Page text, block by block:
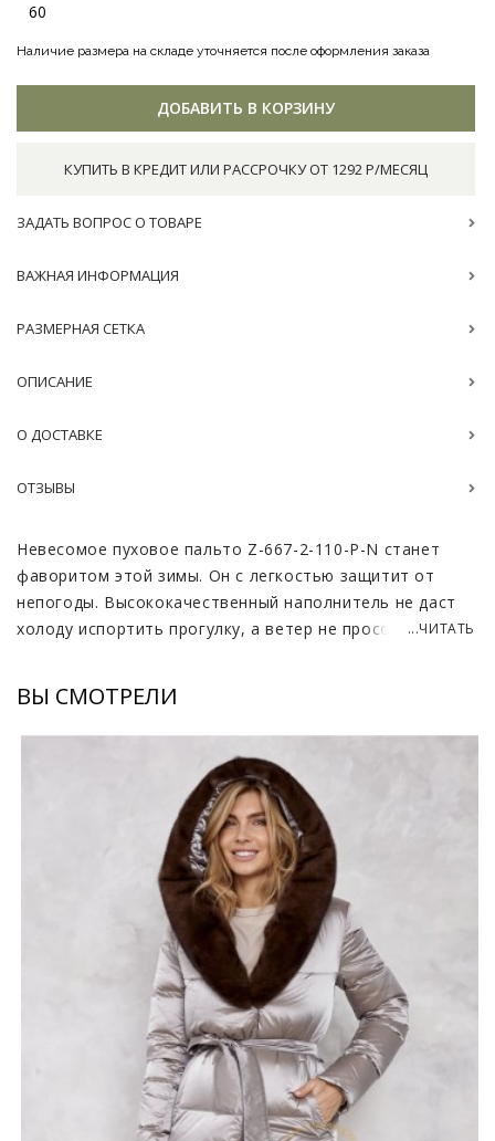
60
Наличие размера на складе уточняется после оформления заказа
ДОБАВИТЬ В КОРЗИНУ
КУПИТЬ В КРЕДИТ ИЛИ РАССРОЧКУ ОТ 1292 Р/МЕСЯЦ
ЗАДАТЬ ВОПРОС О ТОВАРЕ
ВАЖНАЯ ИНФОРМАЦИЯ
РАЗМЕРНАЯ СЕТКА
ОПИСАНИЕ
О ДОСТАВКЕ
ОТЗЫВЫ
Невесомое пуховое пальто Z-667-2-110-P-N станет
фаворитом этой зимы. Он с легкостью защитит от
непогоды. Высококачественный наполнитель не даст
холоду испортить прогулку, а ветер не просочится
может стать полноценной заменой головному убору. В
модели предусмотрен трикотажный манжет внутри
рукава и два удобных вшитых кармана. Пальто
застегивается на несколько металлических заклепок.
Придать элегантную форму, помогает пояс,
выполненный в одной цветовой гамме с курткой.
Длина изделия (110 см) позволяет комбинировать его
с юбкой, классическими брюками или трикотажным
платьем. Модель не ограничивает в выборе
подходящей обуви. Она одинаково привлекательно
смотрится с ботинками, кедами и батильонами.
*описание несет информационный характер, состав и
правила ухода могут быть изменены производителем
...ЧИТАТЬ
ВЫ СМОТРЕЛИ